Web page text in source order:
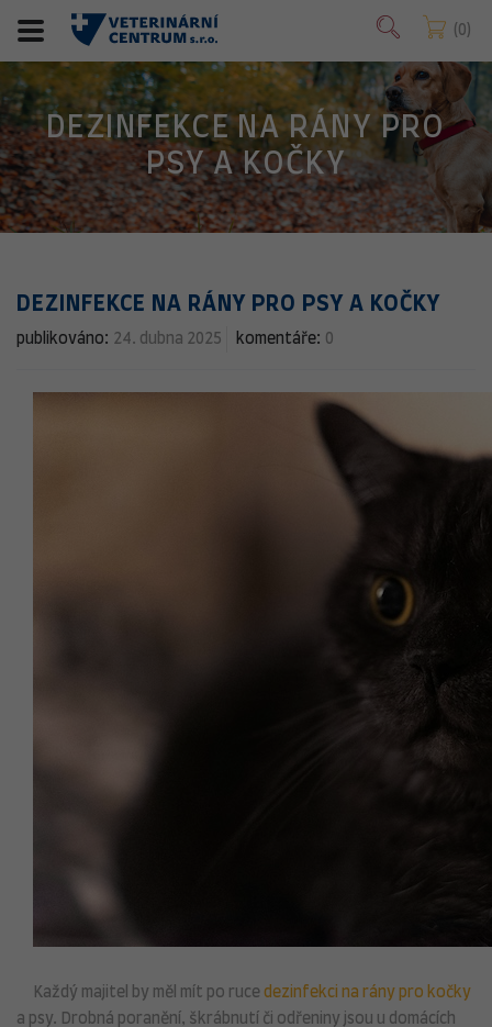
0
DEZINFEKCE NA RÁNY PRO
PSY A KOČKY
DEZINFEKCE NA RÁNY PRO PSY A KOČKY
publikováno: 24. dubna 2025 komentáře: 0
Každý majitel by měl mít po ruce dezinfekci na rány pro kočky
a psy. Drobná poranění, škrábnutí či odřeniny jsou u domácích